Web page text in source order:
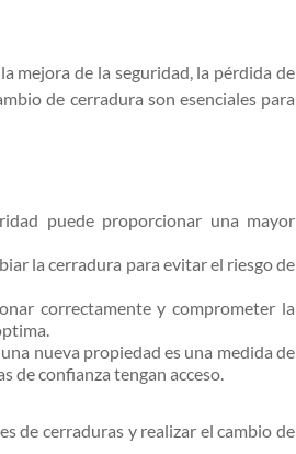
mejora de la seguridad, la pérdida de
de cerradura son esenciales para
puede proporcionar una mayor
la cerradura para evitar el riesgo de
correctamente y comprometer la
nueva propiedad es una medida de
de confianza tengan acceso.
de cerraduras y realizar el cambio de